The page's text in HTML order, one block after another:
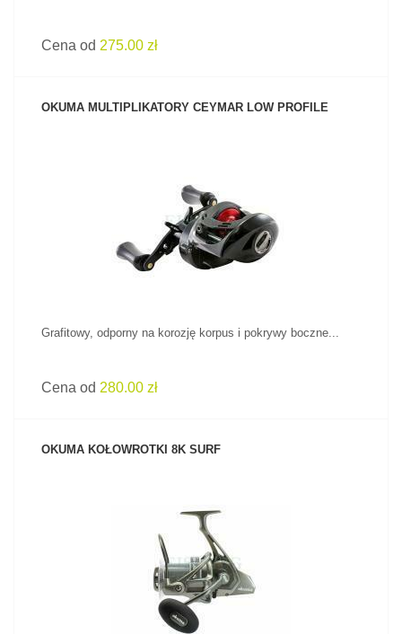
Cena od 275.00 zł
OKUMA MULTIPLIKATORY CEYMAR LOW PROFILE
ZOBACZ PRODUKT
Grafitowy, odporny na korozję korpus i pokrywy boczne...
Cena od 280.00 zł
OKUMA KOŁOWROTKI 8K SURF
ZOBACZ PRODUKT